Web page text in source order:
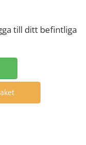
till ditt befintliga